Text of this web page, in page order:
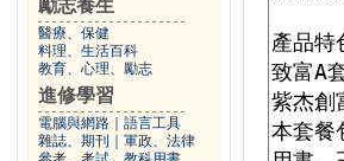
勵志養生
醫療、保健
料理、生活百科
教育、心理、勵志
進修學習
電腦與網路
語言工具
雜誌、期刊
軍政、法律